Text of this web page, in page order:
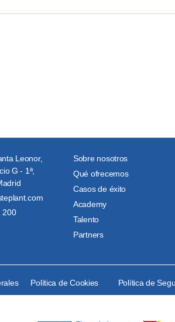
Leonor,
G - 1ª,
200
Sobre nosotros
Qué ofrecemos
Casos de éxito
Academy
Talento
Partners
Política de Cookies Política de